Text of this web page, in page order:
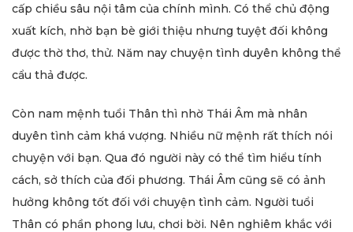
cấp chiều sâu nội tâm của chính mình. Có thể chủ động
xuất kích, nhờ bạn bè giới thiệu nhưng tuyệt đối không
được thờ thơ, thử. Năm nay chuyện tình duyên không thể
cẩu thả được.
Còn nam mệnh tuổi Thân thì nhờ Thái Âm mà nhân
duyên tình cảm khá vượng. Nhiều nữ mệnh rất thích nói
chuyện với bạn. Qua đó người này có thể tìm hiểu tính
cách, sở thích của đối phương. Thái Âm cũng sẽ có ảnh
hưởng không tốt đối với chuyện tình cảm. Người tuổi
Thân có phần phong lưu, chơi bời. Nên nghiêm khắc với